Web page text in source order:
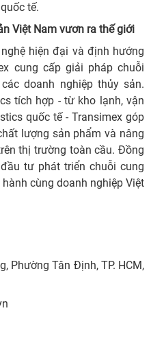
tế.
Việt Nam vươn ra thế giới
hiện đại và định hướng
cung cấp giải pháp chuỗi
doanh nghiệp thủy sản.
tích hợp - từ kho lạnh, vận
quốc tế - Transimex góp
lượng sản phẩm và nâng
thị trường toàn cầu. Đồng
tư phát triển chuỗi cung
cùng doanh nghiệp Việt
Phường Tân Định, TP. HCM,